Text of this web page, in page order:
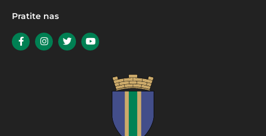
Pratite nas